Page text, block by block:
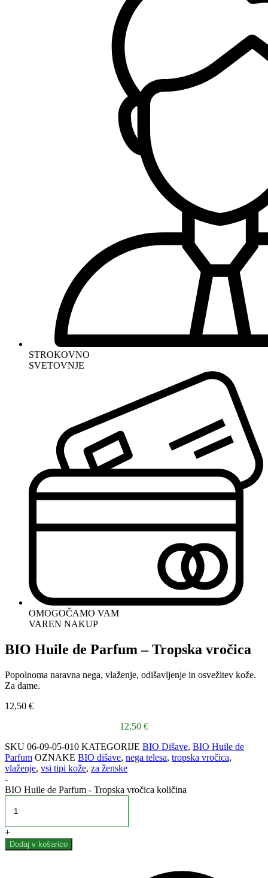
STROKOVNO
SVETOVNJE
OMOGOČAMO VAM
VAREN NAKUP
BIO Huile de Parfum – Tropska vročica
Popolnoma naravna nega, vlaženje, odišavljenje in osvežitev kože.
Za dame.
12,50 €
12,50 €
SKU 06-09-05-010 KATEGORIJE BIO Dišave, BIO Huile de
Parfum OZNAKE BIO dišave, nega telesa, tropska vročica,
vlaženje, vsi tipi kože, za ženske
-
BIO Huile de Parfum - Tropska vročica količina
+
Dodaj v košarico